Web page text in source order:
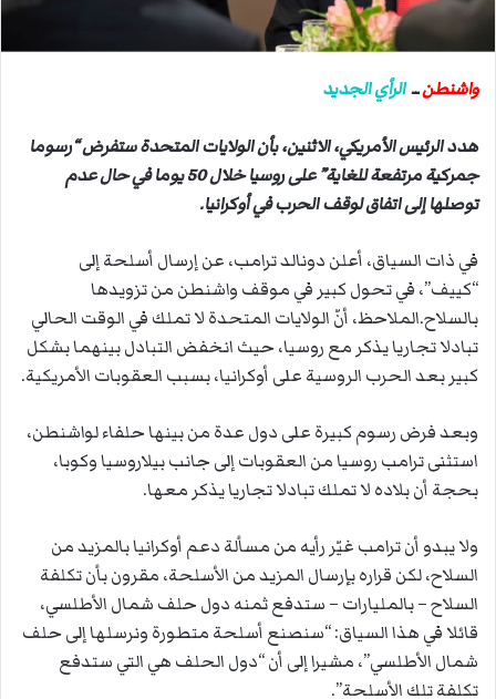
ك
ت
و
ي
ا
واشنطنــالرأي الجديد
هدد الرئيس الأمريكي، الاثنين، بأن الولايات المتحدة ستفرض “رسوما
جمركية مرتفعة للغاية” على روسيا خلال 50 يوما في حال عدم
توصلها إلى اتفاق لوقف الحرب في أوكرانيا.
في ذات السياق، أعلن دونالد ترامب، عن إرسال أسلحة إلى
“كييف”، في تحول كبير في موقف واشنطن من تزويدها
بالسلاح.الملاحظ، أنّ الولايات المتحدة لا تملك في الوقت الحالي
تبادلا تجاريا يذكر مع روسيا، حيث انخفض التبادل بينهما بشكل
كبير بعد الحرب الروسية على أوكرانيا، بسبب العقوبات الأمريكية.
وبعد فرض رسوم كبيرة على دول عدة من بينها حلفاء لواشنطن،
استثنى ترامب روسيا من العقوبات إلى جانب بيلاروسيا وكوبا،
بحجة أن بلاده لا تملك تبادلا تجاريا يذكر معها.
ولا يبدو أن ترامب غيّر رأيه من مسألة دعم أوكرانيا بالمزيد من
السلاح، لكن قراره بإرسال المزيد من الأسلحة، مقرون بأن تكلفة
السلاح – بالمليارات – ستدفع ثمنه دول حلف شمال الأطلسي،
قائلا في هذا السياق: “سنصنع أسلحة متطورة ونرسلها إلى حلف
شمال الأطلسي”، مشيرا إلى أن “دول الحلف هي التي ستدفع
تكلفة تلك الأسلحة”.